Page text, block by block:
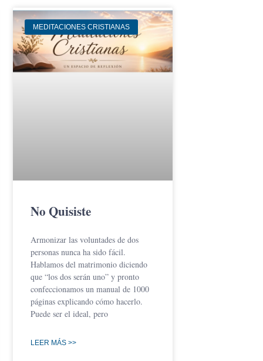
MEDITACIONES CRISTIANAS
No Quisiste
Armonizar las voluntades de dos
personas nunca ha sido fácil.
Hablamos del matrimonio diciendo
que “los dos serán uno” y pronto
confeccionamos un manual de 1000
páginas explicando cómo hacerlo.
Puede ser el ideal, pero
LEER MÁS >>